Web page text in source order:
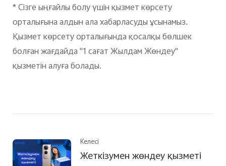
* Сізге ыңғайлы болу үшін қызмет көрсету
орталығына алдын ала хабарласуды ұсынамыз.
Қызмет көрсету орталығында қосалқы бөлшек
болған жағдайда "1 сағат Жылдам Жөндеу"
қызметін алуға болады.
Келесі
Жеткізумен жөндеу қызметі